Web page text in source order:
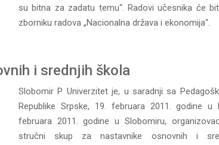
su bitna za zadatu temu“. Radovi učesnika će
zborniku radova „Nacionalna država i ekonomija“.
i srednjih škola
Slobomir P Univerzitet je, u saradnji sa
Republike Srpske, 19. februara 2011. godine u
februara 2011. godine u Slobomiru,
stručni skup za nastavnike osnovnih i